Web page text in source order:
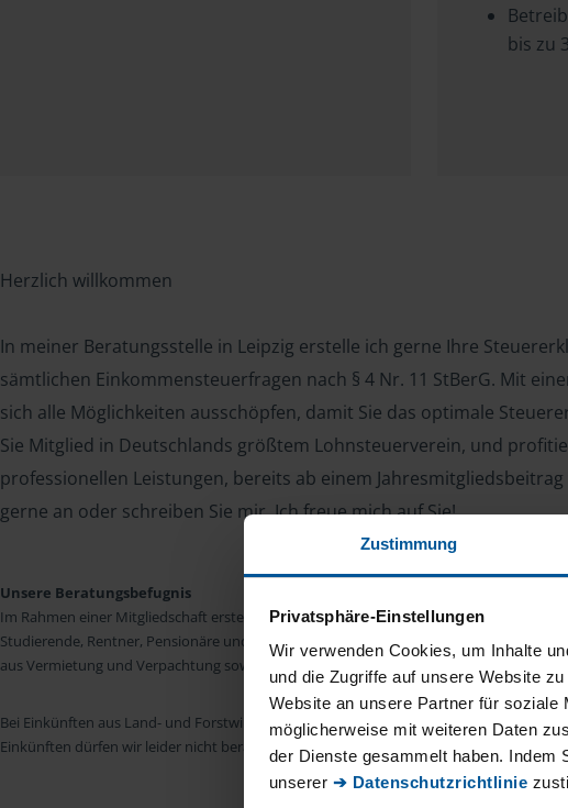
Zustimmung
Privatsphäre-Einstellungen
Wir verwenden Cookies, um Inhalte
und die Zugriffe auf unsere Website
Website an unsere Partner für soziale
möglicherweise mit weiteren Daten
der Dienste gesammelt haben. Indem
unserer ➔ Datenschutzrichtlinie
bis zu
Herzlich willkommen
In meiner Beratungsstelle in Leipzig erstelle ich gerne Ihre
sämtlichen Einkommensteuerfragen nach § 4 Nr. 11 StBerG. Mit
sich alle Möglichkeiten ausschöpfen, damit Sie das optimale
Sie Mitglied in Deutschlands größtem Lohnsteuerverein, und
professionellen Leistungen, bereits ab einem Jahresmitgliedsbeitrag
gerne an oder schreiben Sie mir. Ich freue mich auf Sie!
Unsere Beratungsbefugnis
Im Rahmen einer Mitgliedschaft erstellen wir die Einkommensteuererklärung für
Studierende, Rentner, Pensionäre und Unterhaltsempfänger nach § 4 Nr. 11
aus Vermietung und Verpachtung sowie Kapitalerträgen sind wir in vielen Fällen der
Bei Einkünften aus Land- und Forstwirtschaft, aus Gewerbebetrieb, aus
Einkünften dürfen wir leider nicht beraten.